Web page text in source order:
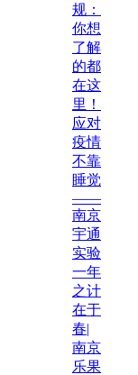
规：
你想
了解
的都
在这
里！
应对
疫情
不靠
睡觉
——
南京
宇通
实验
一年
之计
在于
春|
南京
乐果